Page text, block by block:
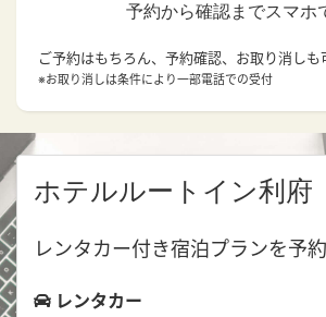
予約から確認までスマホ
ご予約はもちろん、予約確認、お取り消しも
※お取り消しは条件により一部電話での受付
ホテルルートイン利府
レンタカー付き宿泊プランを予
レンタカー